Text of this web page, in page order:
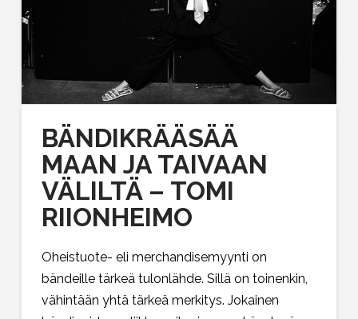
BÄNDIKRÄÄSÄÄ
MAAN JA TAIVAAN
VÄLILTÄ – TOMI
RIIONHEIMO
Oheistuote- eli merchandisemyynti on
bändeille tärkeä tulonlähde. Sillä on toinenkin,
vähintään yhtä tärkeä merkitys. Jokainen